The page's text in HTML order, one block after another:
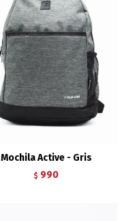
Mochila Active - Gris
$ 990